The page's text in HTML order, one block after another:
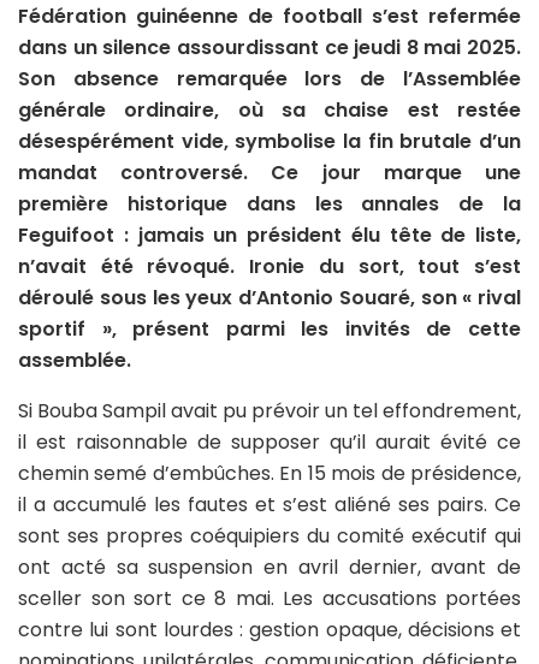
Fédération guinéenne de football s’est refermée
dans un silence assourdissant ce jeudi 8 mai 2025.
Son absence remarquée lors de l’Assemblée
générale ordinaire, où sa chaise est restée
désespérément vide, symbolise la fin brutale d’un
mandat controversé. Ce jour marque une
première historique dans les annales de la
Feguifoot : jamais un président élu tête de liste,
n’avait été révoqué. Ironie du sort, tout s’est
déroulé sous les yeux d’Antonio Souaré, son « rival
sportif », présent parmi les invités de cette
assemblée.
Si Bouba Sampil avait pu prévoir un tel effondrement,
il est raisonnable de supposer qu’il aurait évité ce
chemin semé d’embûches. En 15 mois de présidence,
il a accumulé les fautes et s’est aliéné ses pairs. Ce
sont ses propres coéquipiers du comité exécutif qui
ont acté sa suspension en avril dernier, avant de
sceller son sort ce 8 mai. Les accusations portées
contre lui sont lourdes : gestion opaque, décisions et